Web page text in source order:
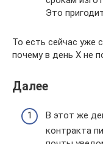
Это
То есть сейчас уже
почему в день Х не
Далее
В этот же
контракта